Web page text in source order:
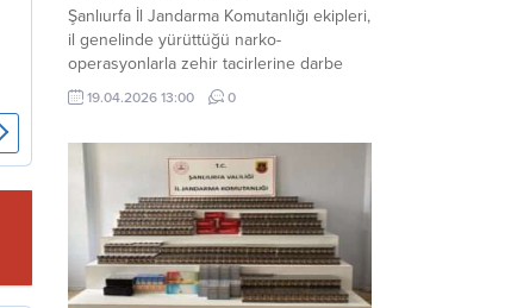
Şanlıurfa İl Jandarma Komutanlığı ekipleri,
il genelinde yürüttüğü narko-
operasyonlarla zehir tacirlerine darbe
indirdi. Üç ilçede eş zamanlı
gerçekleştirilen faaliyetlerde çeşitli
şüpheli hakkında adli işlem başlatıldı.
Haber Merkezi – Şanlıurfa Valiliği İl Basın
ve Halkla İlişkiler Müdürlüğü’nden yapılan
açıklamaya göre, İl Jandarma Komutanlığı
tarafından “Narkotik Suçlarla...
19.04.2026 13:00 0